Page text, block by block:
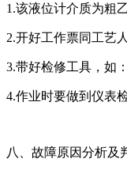
1.该液位计介质为粗
2.开好工作票同工艺
3.带好检修工具，如
4.作业时要做到仪表
八、故障原因分析及